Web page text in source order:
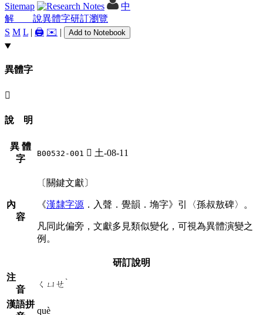
Sitemap
中
解 說異體字研訂瀏覽
S M L | 🖨️ ✉️ | Add to Notebook
異體字
󷒔
說 明
異 體
字
B00532-001 󷒔 土-08-11
內
容
〔關鍵文獻〕
《漢隸字源 ．入聲．覺韻．埆字》引〈孫叔敖碑〉。
凡同此偏旁，文獻多見類似變化，可視為異體演變之
例。
研訂說明
注
音
ㄑㄩㄝ ˋ
漢語拼
què